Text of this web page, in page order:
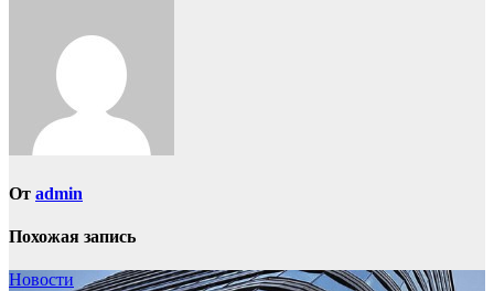
От admin
Похожая запись
Новости